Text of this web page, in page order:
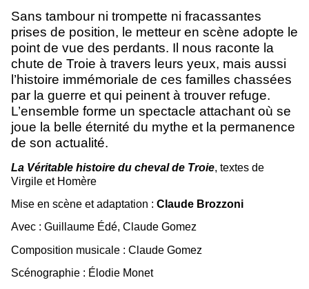
Sans tambour ni trompette ni fracassantes
prises de position, le metteur en scène adopte le
point de vue des perdants. Il nous raconte la
chute de Troie à travers leurs yeux, mais aussi
l’histoire immémoriale de ces familles chassées
par la guerre et qui peinent à trouver refuge.
L’ensemble forme un spectacle attachant où se
joue la belle éternité du mythe et la permanence
de son actualité.
La Véritable histoire du cheval de Troie, textes de
Virgile et Homère
Mise en scène et adaptation : Claude Brozzoni
Avec : Guillaume Édé, Claude Gomez
Composition musicale : Claude Gomez
Scénographie : Élodie Monet